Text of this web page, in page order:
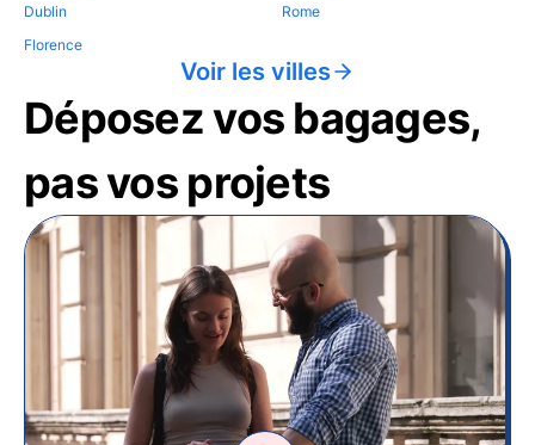
Dublin
Florence
Rome
Voir les villes
Déposez vos bagages,
pas vos projets